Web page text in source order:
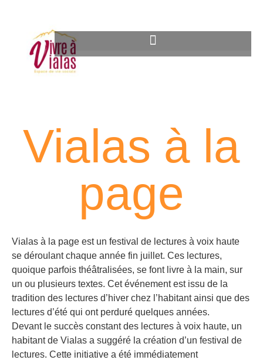
Vialas à la
page
Vialas à la page est un festival de lectures à voix haute
se déroulant chaque année fin juillet. Ces lectures,
quoique parfois théâtralisées, se font livre à la main, sur
un ou plusieurs textes. Cet événement est issu de la
tradition des lectures d’hiver chez l’habitant ainsi que des
lectures d’été qui ont perduré quelques années.
Devant le succès constant des lectures à voix haute, un
habitant de Vialas a suggéré la création d’un festival de
lectures. Cette initiative a été immédiatement